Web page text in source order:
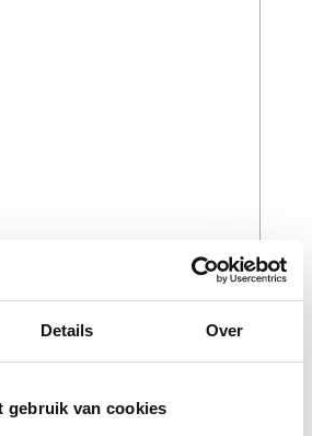
Details Over
gebruik van cookies